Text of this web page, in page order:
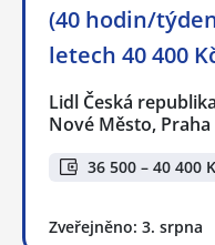
(40 hodin/
letech 40 400
Lidl Česká
Nové Město, Praha
36 500 – 40 400
Zveřejněno: 3. srpna